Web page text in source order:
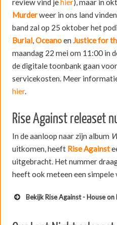
review vind jehier), maar in
Murderweer in ons land
band zal op 25 oktober het
Burial,Oceanoen Justice for
maandag 22 mei om 11:00 in
de digitale toonbank gaan
servicekosten. Meer
hier.
Rise Against releaset
In de aanloop naar zijn album
uitkomen, heeft Rise Against
uitgebracht. Het nummer
heeft ook meteen een simpele
Bekijk Rise Against - House on